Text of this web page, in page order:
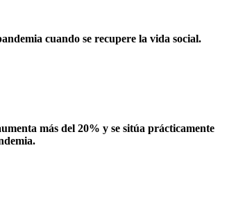
cuando se recupere la vida social.
más del 20% y se sitúa prácticamente